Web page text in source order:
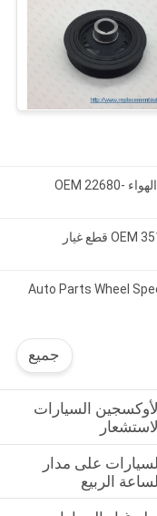
جهاز استشعار تدفق الهواء الآلي مقياس كتلة الهواء OEM 22680-
جهاز استشعار وضع الدرول الجيد OEM 35102-38610 قطع غيار
Auto Parts Wheel
جميع
الأوكسجين السيارات
الاستشعار
السيارات على مدار
الساعة الربيع